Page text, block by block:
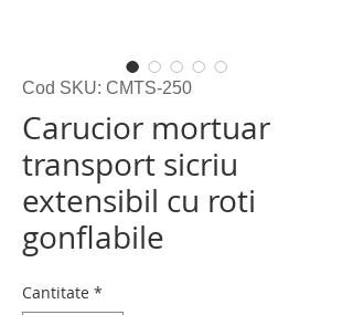
Cod SKU: CMTS-250
Carucior mortuar
transport sicriu
extensibil cu roti
gonflabile
Cantitate *